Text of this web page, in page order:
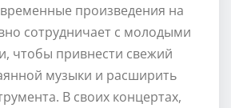
произведения на
сотрудничает с молодыми
чтобы привнести свежий
музыки и расширить
В своих концертах,